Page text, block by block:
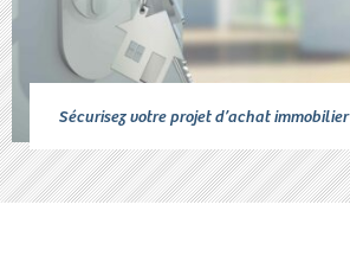
Sécurisez votre projet d’achat immobilier